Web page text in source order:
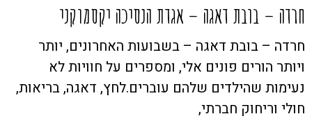
חרדה – בובת דאגה – אגדת הנסיכה יקסמוקני
חרדה – בובת דאגה – בשבועות האחרונים, יותר
ויותר הורים פונים אלי, ומספרים על חוויות לא
נעימות שהילדים שלהם עוברים.לחץ, דאגה, בריאות,
חולי וריחוק חברתי,